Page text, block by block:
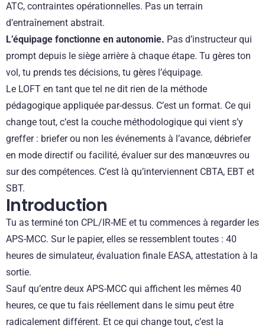
ATC, contraintes opérationnelles. Pas un terrain
d’entraînement abstrait.
L’équipage fonctionne en autonomie. Pas d’instructeur qui
prompt depuis le siège arrière à chaque étape. Tu gères ton
vol, tu prends tes décisions, tu gères l’équipage.
Le LOFT en tant que tel ne dit rien de la méthode
pédagogique appliquée par-dessus. C’est un format. Ce qui
change tout, c’est la couche méthodologique qui vient s’y
greffer : briefer ou non les événements à l’avance, débriefer
en mode directif ou facilité, évaluer sur des manœuvres ou
sur des compétences. C’est là qu’interviennent CBTA, EBT et
SBT.
Introduction
Tu as terminé ton CPL/IR-ME et tu commences à regarder les
APS-MCC. Sur le papier, elles se ressemblent toutes : 40
heures de simulateur, évaluation finale EASA, attestation à la
sortie.
Sauf qu’entre deux APS-MCC qui affichent les mêmes 40
heures, ce que tu fais réellement dans le simu peut être
radicalement différent. Et ce qui change tout, c’est la